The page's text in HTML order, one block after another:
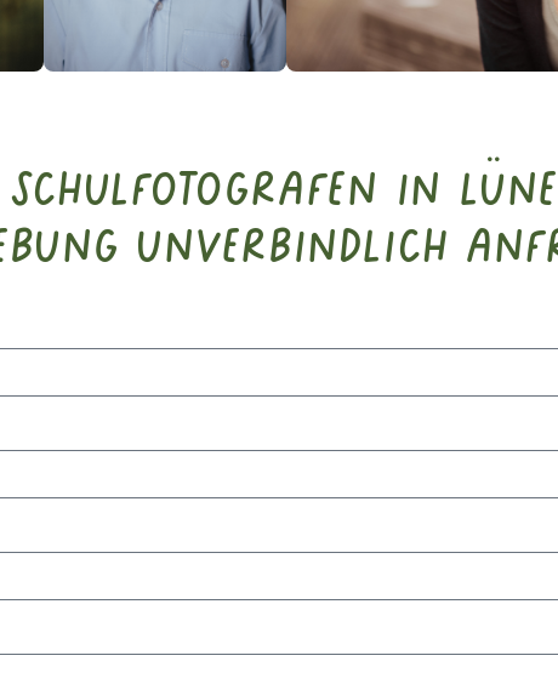
in
unverbindlich